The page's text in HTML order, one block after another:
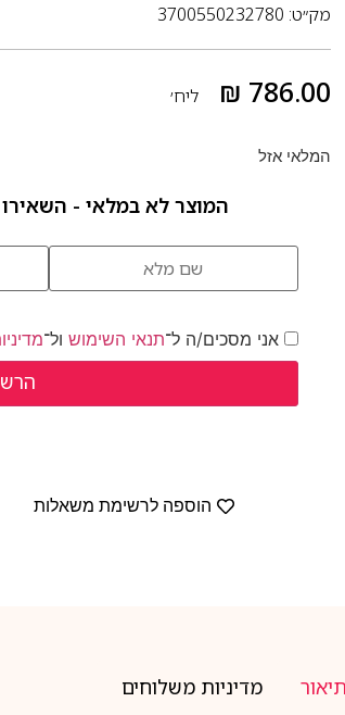
מק״ט: 3700550232780
₪ 786.00 ליח׳
המלאי אזל
המוצר לא במלאי - השאירו
אני מסכים/ה ל־תנאי השימוש ול־
הוספה לרשימת משאלות
תיאור מדיניות משלוחים